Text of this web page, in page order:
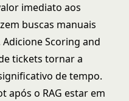
imediato aos
buscas manuais
Scoring and
tickets tornar a
de tempo.
após o RAG estar em